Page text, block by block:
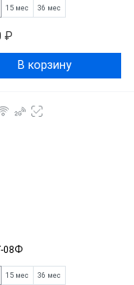
15 мес 36 мес
₽
В корзину
08Ф
15 мес 36 мес